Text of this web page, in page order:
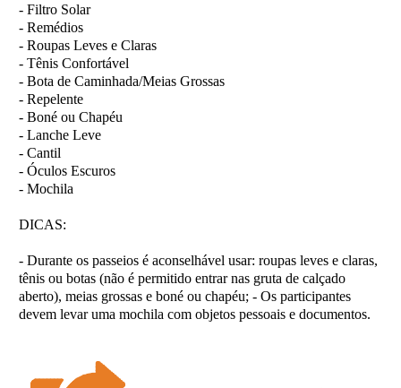
- Filtro Solar
- Remédios
- Roupas Leves e Claras
- Tênis Confortável
- Bota de Caminhada/Meias Grossas
- Repelente
- Boné ou Chapéu
- Lanche Leve
- Cantil
- Óculos Escuros
- Mochila
DICAS:
- Durante os passeios é aconselhável usar: roupas leves e claras,
tênis ou botas (não é permitido entrar nas gruta de calçado
aberto), meias grossas e boné ou chapéu; - Os participantes
devem levar uma mochila com objetos pessoais e documentos.